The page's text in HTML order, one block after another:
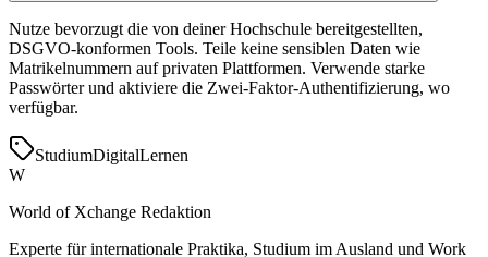
Nutze bevorzugt die von deiner Hochschule bereitgestellten,
DSGVO-konformen Tools. Teile keine sensiblen Daten wie
Matrikelnummern auf privaten Plattformen. Verwende starke
Passwörter und aktiviere die Zwei-Faktor-Authentifizierung, wo
verfügbar.
StudiumDigitalLernen
W
World of Xchange Redaktion
Experte für internationale Praktika, Studium im Ausland und Work